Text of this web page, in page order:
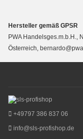
Hersteller gemäß GPSR
PWA Handelsges.m.b.H.,
Österreich,
+49797 386 837 06
info@sls-profishop.de